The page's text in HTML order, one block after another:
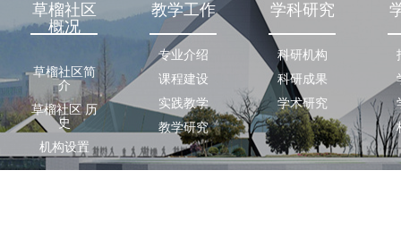
草榴社区
概况
草榴社区简
介
草榴社区 历
史
机构设置
教学工作
专业介绍
课程建设
实践教学
教学研究
学科研究
科研机构
科研成果
学术研究